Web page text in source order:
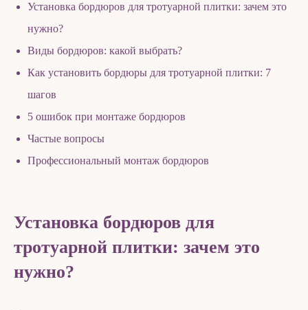
Установка бордюров для тротуарной плитки: зачем это
нужно?
Виды бордюров: какой выбрать?
Как установить бордюры для тротуарной плитки: 7
шагов
5 ошибок при монтаже бордюров
Частые вопросы
Профессиональный монтаж бордюров
Установка бордюров для
тротуарной плитки: зачем это
нужно?